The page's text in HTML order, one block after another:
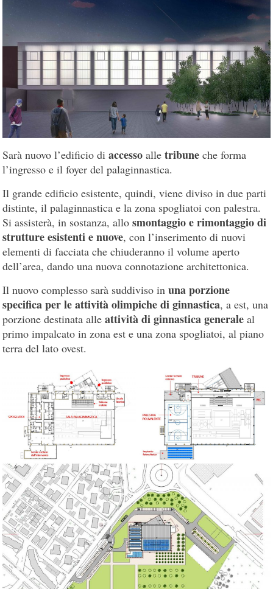
Sarà nuovo l’edificio diaccesso alletribune che forma
l’ingresso e il foyer del palaginnastica.
Il grande edificio esistente, quindi, viene diviso in due parti
distinte, il palaginnastica e la zona spogliatoi con palestra.
Si assisterà, in sostanza, allosmontaggio e rimontaggio di
strutture esistenti e nuove, con l’inserimento di nuovi
elementi di facciata che chiuderanno il volume aperto
dell’area, dando una nuova connotazione architettonica.
Il nuovo complesso sarà suddiviso inuna porzione
specifica per le attività olimpiche di ginnastica, a est, una
porzione destinata alleattività di ginnastica generale al
primo impalcato in zona est e una zona spogliatoi, al piano
terra del lato ovest.